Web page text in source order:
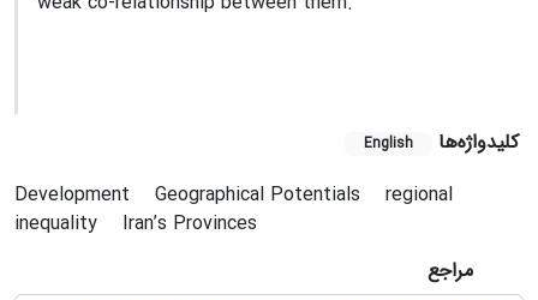
کلیدواژه‌ها English
Development Geographical Potentials
regional
inequality
Iran’s Provinces
مراجع